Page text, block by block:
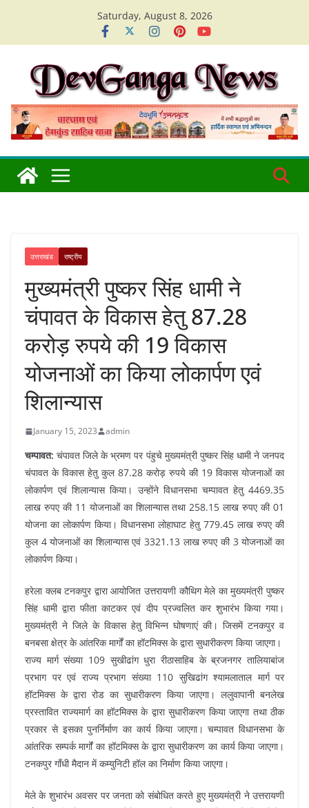
content
Saturday, August 8, 2026
उत्तराखंड राष्ट्रीय
मुख्यमंत्री पुष्कर सिंह धामी ने
चंपावत के विकास हेतु 87.28
करोड़ रुपये की 19 विकास
योजनाओं का किया लोकार्पण एवं
शिलान्यास
January 15, 2023 admin
चम्पावत: चंपावत जिले के भ्रमण पर पंहुचे मुख्यमंत्री पुष्कर सिंह धामी ने जनपद
चंपावत के विकास हेतु कुल 87.28 करोड़ रुपये की 19 विकास योजनाओं का
लोकार्पण एवं शिलान्यास किया। उन्होंने विधानसभा चम्पावत हेतु 4469.35
लाख रुपए की 11 योजनाओं का शिलान्यास तथा 258.15 लाख रुपए की 01
योजना का लोकार्पण किया। विधानसभा लोहाघाट हेतु 779.45 लाख रुपए की
कुल 4 योजनाओं का शिलान्यास एवं 3321.13 लाख रुपए की 3 योजनाओं का
लोकार्पण किया।
हरेला क्लब टनकपुर द्वारा आयोजित उत्तरायणी कौथिग मेले का मुख्यमंत्री पुष्कर
सिंह धामी द्वारा फीता काटकर एवं दीप प्रज्वलित कर शुभारंभ किया गया।
मुख्यमंत्री ने जिले के विकास हेतु विभिन्न घोषणाएं की। जिसमें टनकपुर व
बनबसा क्षेत्र के आंतरिक मार्गों का हॉटमिक्स के द्वारा सुधारीकरण किया जाएगा।
राज्य मार्ग संख्या 109 सुखीढांग धुरा रीठासाहिब के ब्रजनगर तालियाबांज
प्रभाग पर एवं राज्य प्रभाग संख्या 110 सुखिढांग श्यामलाताल मार्ग पर
हॉटमिक्स के द्वारा रोड का सुधारीकरण किया जाएगा। ललुवापानी बनलेख
प्रस्तावित राज्यमार्ग का हॉटमिक्स के द्वारा सुधारीकरण किया जाएगा तथा ठीक
प्रकार से इसका पुनर्निर्माण का कार्य किया जाएगा। चम्पावत विधानसभा के
आंतरिक सम्पर्क मार्गों का हॉटमिक्स के द्वारा सुधारीकरण का कार्य किया जाएगा।
टनकपुर गाँधी मैदान में कम्युनिटी हॉल का निर्माण किया जाएगा।
मेले के शुभारंभ अवसर पर जनता को संबोधित करते हुए मुख्यमंत्री ने उत्तरायणी